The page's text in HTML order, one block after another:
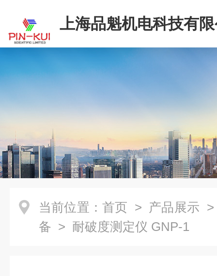
上海品魁机电科技有
当前位置： 首页 > 产品展示
备
> 耐破度测定仪 GNP-1